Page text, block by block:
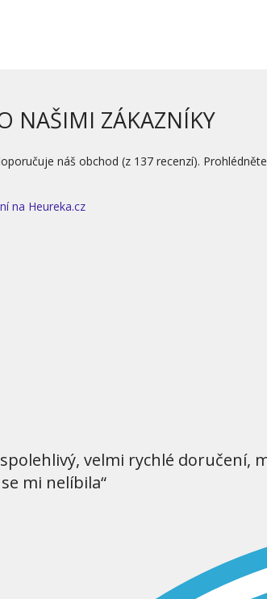
NAŠIMI ZÁKAZNÍKY
náš obchod (z 137 recenzí).
na Heureka.cz
velmi rychlé doručení,
mi nelíbila“